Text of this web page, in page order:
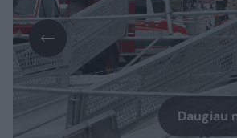
Daugiau